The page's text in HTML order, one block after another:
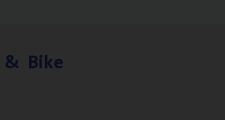
& Bike